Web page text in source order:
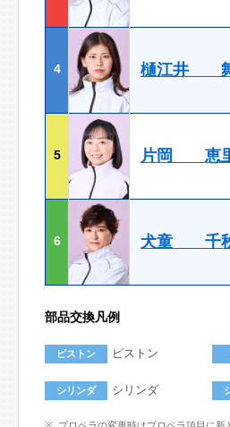
4 樋江井
5 片岡 恵
6 犬童 千
部品交換凡例
ピストン ピストン
シリンダ シリンダ